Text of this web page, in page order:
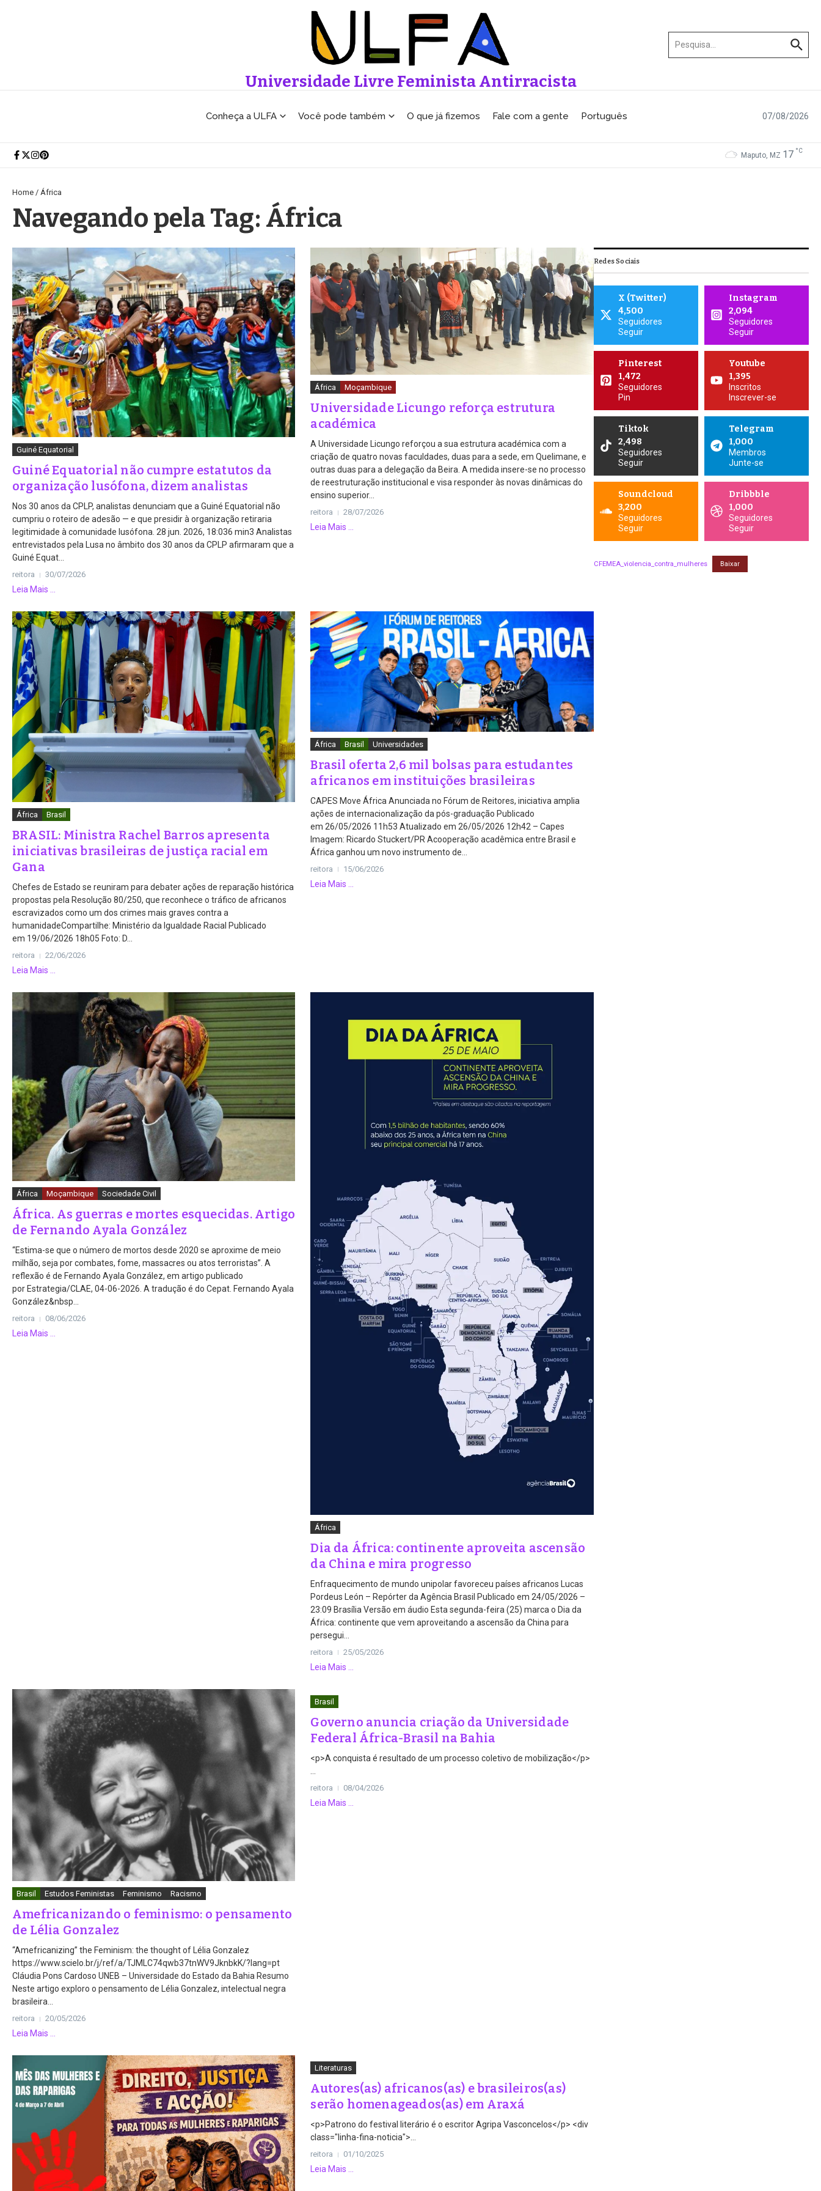
Universidade Livre Feminista Antirracista
Conheça a ULFA Você pode também O que já fizemos Fale com a gente Português 07/08/2026
Maputo, MZ 17 °C
Home / África
Navegando pela Tag: África
Guiné Equatorial
Guiné Equatorial não cumpre estatutos da
organização lusófona, dizem analistas
Nos 30 anos da CPLP, analistas denunciam que a Guiné Equatorial não
cumpriu o roteiro de adesão — e que presidir à organização retiraria
legitimidade à comunidade lusófona. 28 jun. 2026, 18:036 min3 Analistas
entrevistados pela Lusa no âmbito dos 30 anos da CPLP afirmaram que a
Guiné Equat...
reitora 30/07/2026
Leia Mais ...
África Moçambique
Universidade Licungo reforça estrutura
académica
A Universidade Licungo reforçou a sua estrutura académica com a
criação de quatro novas faculdades, duas para a sede, em Quelimane, e
outras duas para a delegação da Beira. A medida insere-se no processo
de reestruturação institucional e visa responder às novas dinâmicas do
ensino superior...
reitora 28/07/2026
Leia Mais ...
África Brasil
BRASIL: Ministra Rachel Barros apresenta
iniciativas brasileiras de justiça racial em
Gana
Chefes de Estado se reuniram para debater ações de reparação histórica
propostas pela Resolução 80/250, que reconhece o tráfico de africanos
escravizados como um dos crimes mais graves contra a
humanidadeCompartilhe: Ministério da Igualdade Racial Publicado
em 19/06/2026 18h05 Foto: D...
reitora 22/06/2026
Leia Mais ...
África Brasil Universidades
Brasil oferta 2,6 mil bolsas para estudantes
africanos em instituições brasileiras
CAPES Move África Anunciada no Fórum de Reitores, iniciativa amplia
ações de internacionalização da pós-graduação Publicado
em 26/05/2026 11h53 Atualizado em 26/05/2026 12h42 – Capes
Imagem: Ricardo Stuckert/PR Acooperação acadêmica entre Brasil e
África ganhou um novo instrumento de...
reitora 15/06/2026
Leia Mais ...
África Moçambique Sociedade Civil
África. As guerras e mortes esquecidas. Artigo
de Fernando Ayala González
“Estima-se que o número de mortos desde 2020 se aproxime de meio
milhão, seja por combates, fome, massacres ou atos terroristas”. A
reflexão é de Fernando Ayala González, em artigo publicado
por Estrategia/CLAE, 04-06-2026. A tradução é do Cepat. Fernando Ayala
González&nbsp...
reitora 08/06/2026
Leia Mais ...
África
Dia da África: continente aproveita ascensão
da China e mira progresso
Enfraquecimento de mundo unipolar favoreceu países africanos Lucas
Pordeus León – Repórter da Agência Brasil Publicado em 24/05/2026 –
23:09 Brasília Versão em áudio Esta segunda-feira (25) marca o Dia da
África: continente que vem aproveitando a ascensão da China para
persegui...
reitora 25/05/2026
Leia Mais ...
Brasil Estudos Feministas Feminismo Racismo
Amefricanizando o feminismo: o pensamento
de Lélia Gonzalez
“Amefricanizing” the Feminism: the thought of Lélia Gonzalez
https://www.scielo.br/j/ref/a/TJMLC74qwb37tnWV9JknbkK/?lang=pt
Cláudia Pons Cardoso UNEB – Universidade do Estado da Bahia Resumo
Neste artigo exploro o pensamento de Lélia Gonzalez, intelectual negra
brasileira...
reitora 20/05/2026
Leia Mais ...
Brasil
Governo anuncia criação da Universidade
Federal África-Brasil na Bahia
<p>A conquista é resultado de um processo coletivo de mobilização</p>
reitora 08/04/2026
Leia Mais ...
Literaturas
Autores(as) africanos(as) e brasileiros(as)
serão homenageados(as) em Araxá
<p>Patrono do festival literário é o escritor Agripa Vasconcelos</p> <div
class="linha-fina-noticia">...
reitora 01/10/2025
Leia Mais ...
Redes Sociais
X (Twitter)
4,500
Seguidores
Seguir
Instagram
2,094
Seguidores
Seguir
Pinterest
1,472
Seguidores
Pin
Youtube
1,395
Inscritos
Inscrever-se
Tiktok
2,498
Seguidores
Seguir
Telegram
1,000
Membros
Junte-se
Soundcloud
3,200
Seguidores
Seguir
Dribbble
1,000
Seguidores
Seguir
CFEMEA_violencia_contra_mulheres Baixar